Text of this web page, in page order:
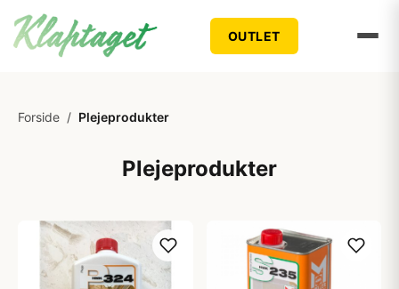
OUTLET
Forside / Plejeprodukter
Plejeprodukter